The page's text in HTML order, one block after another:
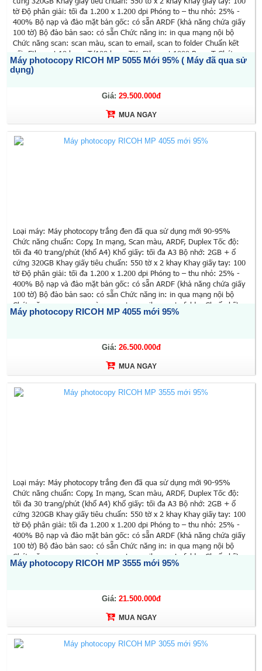
tờ Độ phân giải: tối đa 1.200 x 1.200 dpi Phóng to – thu nhỏ: 25% -
400% Bộ nạp và đảo mặt bản gốc: có sẵn ARDF (khả năng chứa giấy
100 tờ) Bộ đảo bản sao: có sẵn Chức năng in: in qua mạng nội bộ
Chức năng scan: scan màu, scan to email, scan to folder Chuẩn kết
nối: Ethernet 10 base-T/100 base-TX, Ethernet 1000 Base-T Chức
năng đặc biệt: Màn hình LCD màu cảm ứng 10,1 inch, chia bộ bản sao
điện tử, quét 1 lần sao chụp nhiều lần, quản lý người dùng, in/scan từ
Xuất xứ: Trung Quốc (Hãng Ricoh - Nhật Bản) Sử dụng mực:
Máy photocopy RICOH MP 5055 Mới 95% ( Máy đã qua sử
dụng)
Giá: 29.500.000đ
MUA NGAY
Loại máy: Máy photocopy trắng đen đã qua sử dụng mới 90-95%
Chức năng chuẩn: Copy, In mạng, Scan màu, ARDF, Duplex Tốc độ:
tối đa 40 trang/phút (khổ A4) Khổ giấy: tối đa A3 Bộ nhớ: 2GB + ổ
cứng 320GB Khay giấy tiêu chuẩn: 550 tờ x 2 khay Khay giấy tay: 100
tờ Độ phân giải: tối đa 1.200 x 1.200 dpi Phóng to – thu nhỏ: 25% -
400% Bộ nạp và đảo mặt bản gốc: có sẵn ARDF (khả năng chứa giấy
100 tờ) Bộ đảo bản sao: có sẵn Chức năng in: in qua mạng nội bộ
Chức năng scan: scan màu, scan to email, scan to folder Chuẩn kết
nối: Ethernet 10/100/1000 Chức năng đặc biệt: Màn hình LCD SOP
thước: 587 x 684 x 913 mm Trọng lượng: 71 kg Xuất xứ: Trung Quốc
Máy photocopy RICOH MP 4055 mới 95%
Giá: 26.500.000đ
MUA NGAY
Loại máy: Máy photocopy trắng đen đã qua sử dụng mới 90-95%
Chức năng chuẩn: Copy, In mạng, Scan màu, ARDF, Duplex Tốc độ:
tối đa 30 trang/phút (khổ A4) Khổ giấy: tối đa A3 Bộ nhớ: 2GB + ổ
cứng 320GB Khay giấy tiêu chuẩn: 550 tờ x 2 khay Khay giấy tay: 100
tờ Độ phân giải: tối đa 1.200 x 1.200 dpi Phóng to – thu nhỏ: 25% -
400% Bộ nạp và đảo mặt bản gốc: có sẵn ARDF (khả năng chứa giấy
100 tờ) Bộ đảo bản sao: có sẵn Chức năng in: in qua mạng nội bộ
Chức năng scan: scan màu, scan to email, scan to folder Chuẩn kết
nối: Ethernet 10 base-T/100 base-TX, Ethernet 1000 Base-T Chức
ổ đĩa di động USB Kích thước: 587 x 684 x 913 mm Trọng lượng: 71 kg
MP3554SP Bảo hành: 12 tháng (theo số bản chụp)
Máy photocopy RICOH MP 3555 mới 95%
Giá: 21.500.000đ
MUA NGAY